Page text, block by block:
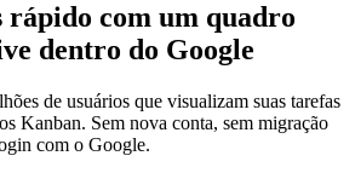
rápido com um quadro
dentro do Google
de usuários que visualizam suas tarefas
Kanban. Sem nova conta, sem migração
com o Google.